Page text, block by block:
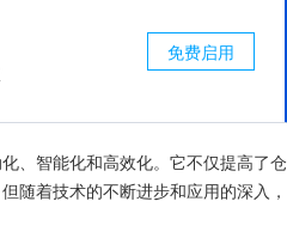
免费启用
、智能化和高效化。它不仅提高了仓
随着技术的不断进步和应用的深入，